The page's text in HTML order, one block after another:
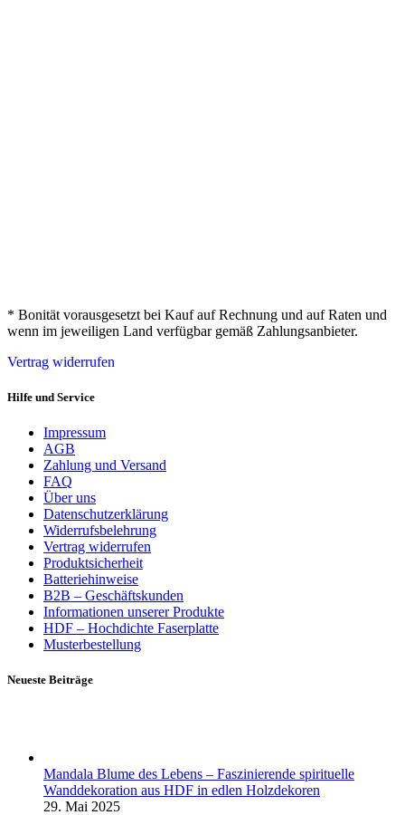
* Bonität vorausgesetzt bei Kauf auf Rechnung und auf Raten und
wenn im jeweiligen Land verfügbar gemäß Zahlungsanbieter.
Vertrag widerrufen
Hilfe und Service
Impressum
AGB
Zahlung und Versand
FAQ
Über uns
Datenschutzerklärung
Widerrufsbelehrung
Vertrag widerrufen
Produktsicherheit
Batteriehinweise
B2B – Geschäftskunden
Informationen unserer Produkte
HDF – Hochdichte Faserplatte
Musterbestellung
Neueste Beiträge
Mandala Blume des Lebens – Faszinierende spirituelle
Wanddekoration aus HDF in edlen Holzdekoren
29. Mai 2025